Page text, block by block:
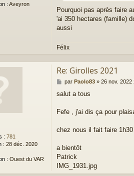
: Aveyron
Pourquoi pas après faire
'ai 350 hectares (famille)
aussi
Félix
: 781
: 28 déc. 2020
: Ouest du VAR
Re: Girolles 2021
M
s
a
par Paolo83» 26 nov. 2022
salut a tous
Fefe , j'ai dis ça pour
chez nous il fait faire
a bientôt
Patrick
IMG_1931.jpg